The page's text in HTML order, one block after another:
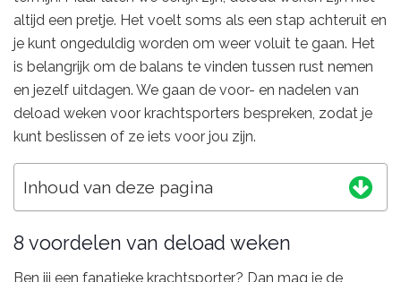
altijd een pretje. Het voelt soms als een stap achteruit en
je kunt ongeduldig worden om weer voluit te gaan. Het
is belangrijk om de balans te vinden tussen rust nemen
en jezelf uitdagen. We gaan de voor- en nadelen van
deload weken voor krachtsporters bespreken, zodat je
kunt beslissen of ze iets voor jou zijn.
Inhoud van deze pagina
8 voordelen van deload weken
Ben jij een fanatieke krachtsporter? Dan mag je de